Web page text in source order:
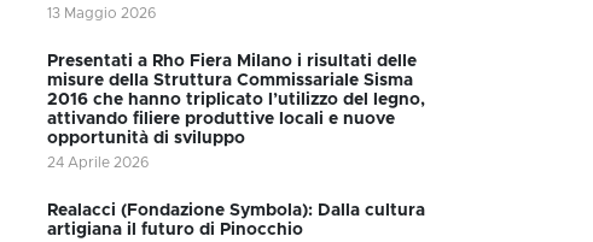
13 Maggio 2026
Presentati a Rho Fiera Milano i risultati delle
misure della Struttura Commissariale Sisma
2016 che hanno triplicato l’utilizzo del legno,
attivando filiere produttive locali e nuove
opportunità di sviluppo
24 Aprile 2026
Realacci (Fondazione Symbola): Dalla cultura
artigiana il futuro di Pinocchio